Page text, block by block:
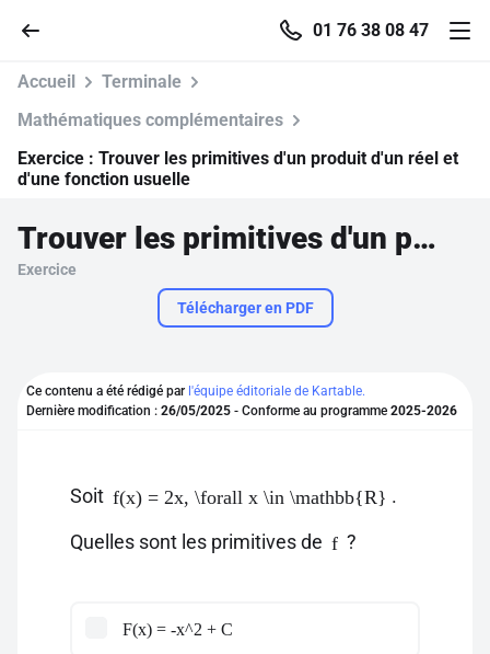
01 76 38 08 47
Accueil
Parcourir
Accueil
Terminale
Mathématiques complémentaires
Exercice : Trouver les primitives d'un produit d'un réel et
d'une fonction usuelle
Trouver les primitives d'un produit d'un réel et d'une fonction usuelle
Exercice
Télécharger en PDF
Ce contenu a été rédigé par l'équipe éditoriale de Kartable.
Dernière modification : 26/05/2025 - Conforme au programme 2025-2026
Soit f(x) = 2x, \forall x \in \mathbb{R} .
Quelles sont les primitives de f ?
F(x) = -x^2 + C